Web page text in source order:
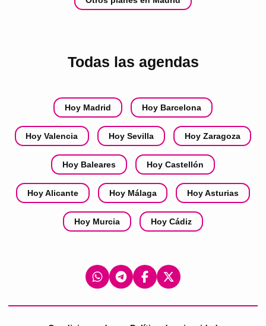
Todas las agendas
Hoy Madrid Hoy Barcelona
Hoy Valencia Hoy Sevilla Hoy Zaragoza
Hoy Baleares Hoy Castellón
Hoy Alicante Hoy Málaga Hoy Asturias
Hoy Murcia Hoy Cádiz